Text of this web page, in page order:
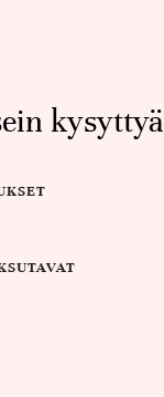
kysyttyä